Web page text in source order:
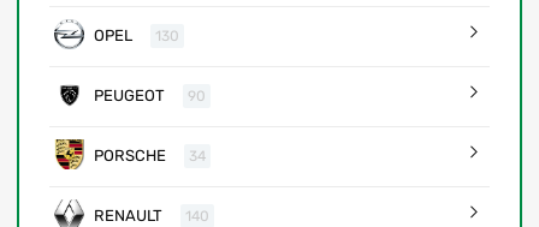
OPEL 130
PEUGEOT 90
PORSCHE 34
RENAULT 140